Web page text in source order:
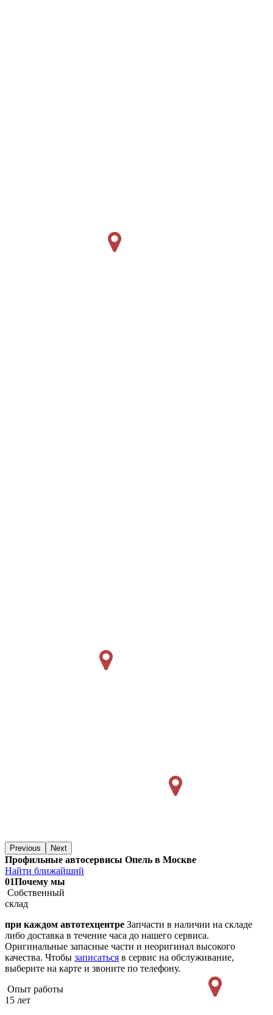
Previous Next
Профильные автосервисы Опель в Москве
Найти ближайший
01Почему мы
Собственный
склад
при каждом автотехцентре Запчасти в наличии на складе
либо доставка в течение часа до нашего сервиса.
Оригинальные запасные части и неоригинал высокого
качества. Чтобы записаться в сервис на обслуживание,
выберите на карте и звоните по телефону.
Опыт работы
15 лет